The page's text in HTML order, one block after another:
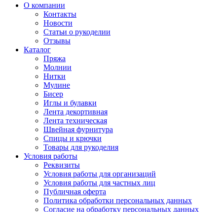
О компании
Контакты
Новости
Статьи о рукоделии
Отзывы
Каталог
Пряжа
Молнии
Нитки
Мулине
Бисер
Иглы и булавки
Лента декортивная
Лента техническая
Швейная фурнитура
Спицы и крючки
Товары для рукоделия
Условия работы
Реквизиты
Условия работы для организаций
Условия работы для частных лиц
Публичная оферта
Политика обработки персональных данных
Согласие на обработку персональных данных